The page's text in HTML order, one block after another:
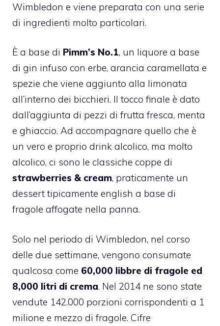
Wimbledon e viene preparata con una serie
di ingredienti molto particolari.
È a base di Pimm’s No.1, un liquore a base
di gin infuso con erbe, arancia caramellata e
spezie che viene aggiunto alla limonata
all’interno dei bicchieri. Il tocco finale è dato
dall’aggiunta di pezzi di frutta fresca, menta
e ghiaccio. Ad accompagnare quello che è
un vero e proprio drink alcolico, ma molto
alcolico, ci sono le classiche coppe di
strawberries & cream, praticamente un
dessert tipicamente english a base di
fragole affogate nella panna.
Solo nel periodo di Wimbledon, nel corso
delle due settimane, vengono consumate
qualcosa come 60,000 libbre di fragole ed
8,000 litri di crema. Nel 2014 ne sono state
vendute 142.000 porzioni corrispondenti a 1
milione e mezzo di fragole. Cifre